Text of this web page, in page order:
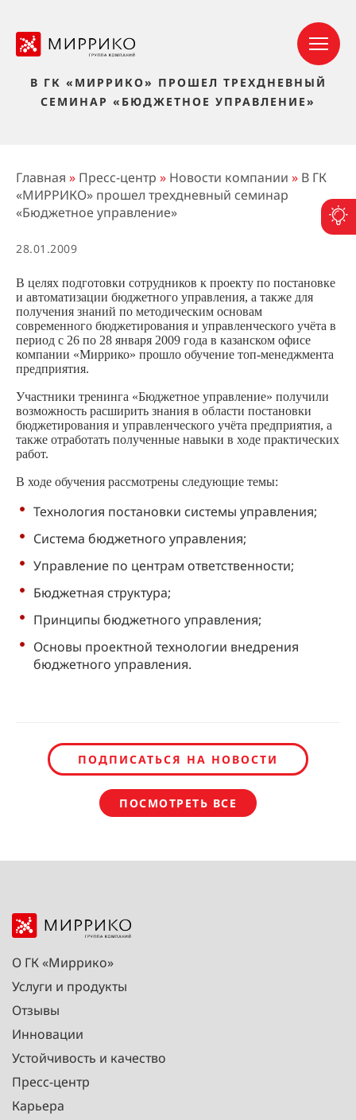
В ГК «МИРРИКО» ПРОШЕЛ ТРЕХДНЕВНЫЙ
СЕМИНАР «БЮДЖЕТНОЕ УПРАВЛЕНИЕ»
Главная » Пресс-центр » Новости компании » В ГК
«МИРРИКО» прошел трехдневный семинар
«Бюджетное управление»
28.01.2009
В целях подготовки сотрудников к проекту по постановке
и автоматизации бюджетного управления, а также для
получения знаний по методическим основам
современного бюджетирования и управленческого учёта в
период с 26 по 28 января 2009 года в казанском офисе
компании «Миррико» прошло обучение топ-менеджмента
предприятия.
Участники тренинга «Бюджетное управление» получили
возможность расширить знания в области постановки
бюджетирования и управленческого учёта предприятия, а
также отработать полученные навыки в ходе практических
работ.
В ходе обучения рассмотрены следующие темы:
Технология постановки системы управления;
Система бюджетного управления;
Управление по центрам ответственности;
Бюджетная структура;
Принципы бюджетного управления;
Основы проектной технологии внедрения
бюджетного управления.
ПОДПИСАТЬСЯ НА НОВОСТИ
ПОСМОТРЕТЬ ВСЕ
О ГК «Миррико»
Услуги и продукты
Отзывы
Инновации
Устойчивость и качество
Пресс-центр
Карьера